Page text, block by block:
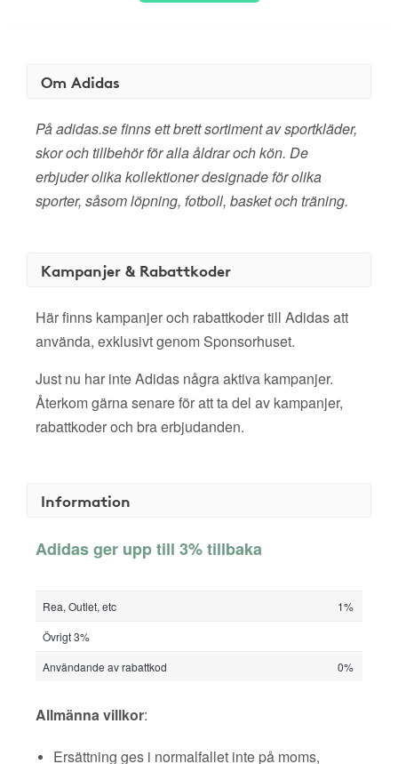
Om Adidas
På adidas.se finns ett brett sortiment av sportkläder,
skor och tillbehör för alla åldrar och kön. De
erbjuder olika kollektioner designade för olika
sporter, såsom löpning, fotboll, basket och träning.
Kampanjer & Rabattkoder
Här finns kampanjer och rabattkoder till Adidas att
använda, exklusivt genom Sponsorhuset.
Just nu har inte Adidas några aktiva kampanjer.
Återkom gärna senare för att ta del av kampanjer,
rabattkoder och bra erbjudanden.
Information
Adidas ger upp till 3% tillbaka
Rea, Outlet, etc
1%
Övrigt 3%
Användande av rabattkod
0%
Allmänna villkor:
Ersättning ges i normalfallet inte på moms,